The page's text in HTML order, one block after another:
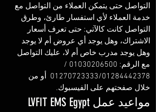
التواصل حتى يتمكن العملاء من التواصل مع
خدمة العملاء لأي استفسار طارئ، وطرق
التواصل كانت كالآتي: حتى تعرف أسعار
الاشتراك، وهل يوجد أي عروض أم لا يوجد
وهل يوجد مدرب خاص أم لا، عليك التواصل
مع الرقم: 01030206500 /
01270723333/01284442378  أو من
خلال صفحتهم على الفيسبوك.
مواعيد عمل LVFIT EMS Egypt